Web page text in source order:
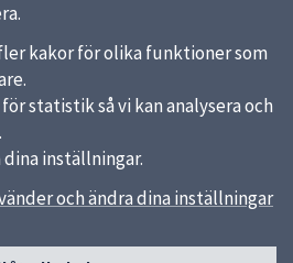
kakor för olika funktioner som
statistik så vi kan analysera och
inställningar.
och ändra dina inställningar